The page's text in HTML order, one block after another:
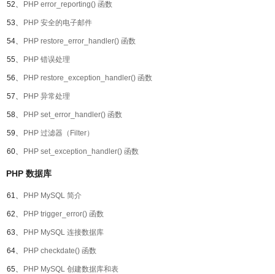
52、 PHP error_reporting() 函数
53、 PHP 安全的电子邮件
54、 PHP restore_error_handler() 函数
55、 PHP 错误处理
56、 PHP restore_exception_handler() 函数
57、 PHP 异常处理
58、 PHP set_error_handler() 函数
59、 PHP 过滤器（Filter）
60、 PHP set_exception_handler() 函数
PHP 数据库
61、 PHP MySQL 简介
62、 PHP trigger_error() 函数
63、 PHP MySQL 连接数据库
64、 PHP checkdate() 函数
65、 PHP MySQL 创建数据库和表